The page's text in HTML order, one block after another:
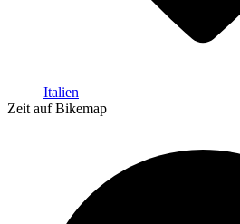
Italien
Zeit auf Bikemap